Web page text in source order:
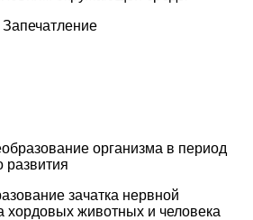
организма в период
развития
зачатка нервной
животных и человека